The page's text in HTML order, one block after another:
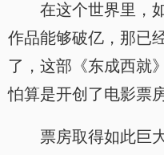
在这个世界里，
作品能够破亿，那已
了，这部《东成西就
怕算是开创了电影票
票房取得如此巨